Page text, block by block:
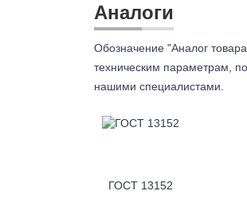
Аналоги
Обозначение "Аналог
техническим параметрам,
нашими специалистами.
ГОСТ 13152